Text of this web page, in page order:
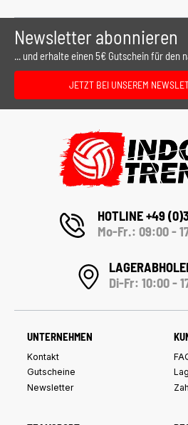
Newsletter abonnieren
... und erhalte einen 5€ Gutschein für den
JETZT BEI UNSEREM
HOTLINE +49
Mo-Fr.: 09:00 -
Di-Fr: 10:00 -
UNTERNEHMEN
Kontakt
Gutscheine
Newsletter